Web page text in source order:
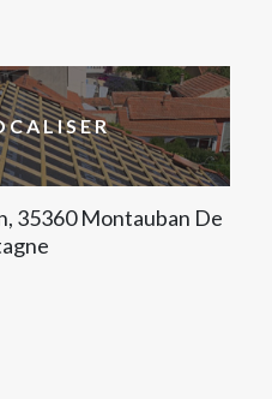
35360 Montauban De